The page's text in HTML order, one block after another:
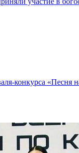
конкурса «Песня